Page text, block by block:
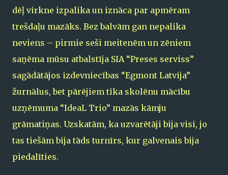
dēļ virkne izpalika un iznāca par apmēram
trešdaļu mazāks. Bez balvām gan nepalika
neviens – pirmie seši meitenēm un zēniem
saņēma mūsu atbalstīja SIA “Preses serviss”
sagādātājos izdevniecības “Egmont Latvija”
žurnālus, bet pārējiem tika skolēnu mācību
uzņēmuma “IdeaL Trio” mazās kāmju
grāmatiņas. Uzskatām, ka uzvarētāji bija visi, jo
tas tiešām bija tāds turnīrs, kur galvenais bija
piedalīties.